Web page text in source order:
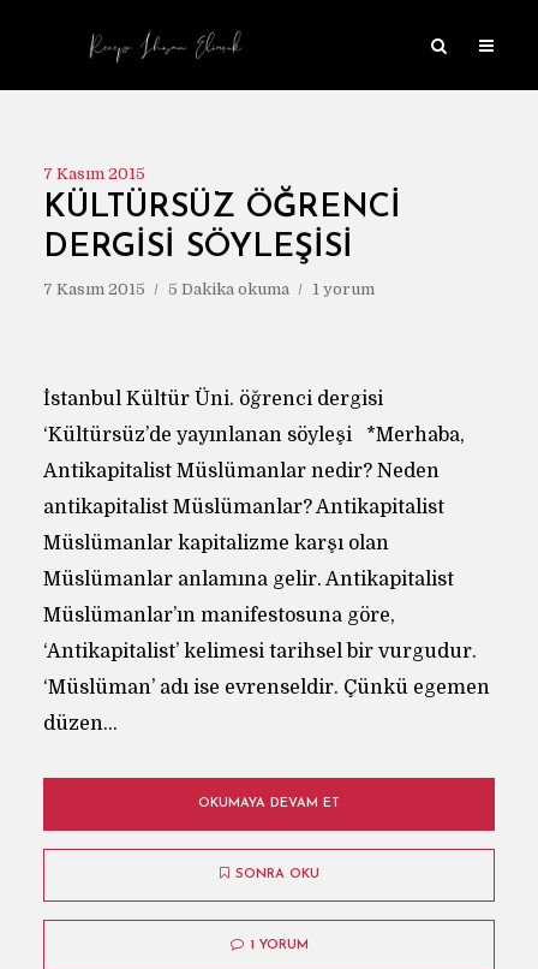
7 Kasım 2015
KÜLTÜRSÜZ ÖĞRENCI
DERGISI SÖYLEŞISI
7 Kasım 2015 5 Dakika okuma 1 yorum
İstanbul Kültür Üni. öğrenci dergisi
‘Kültürsüz’de yayınlanan söyleşi *Merhaba,
Antikapitalist Müslümanlar nedir? Neden
antikapitalist Müslümanlar? Antikapitalist
Müslümanlar kapitalizme karşı olan
Müslümanlar anlamına gelir. Antikapitalist
Müslümanlar’ın manifestosuna göre,
‘Antikapitalist’ kelimesi tarihsel bir vurgudur.
‘Müslüman’ adı ise evrenseldir. Çünkü egemen
düzen...
OKUMAYA DEVAM ET
SONRA OKU
1 YORUM